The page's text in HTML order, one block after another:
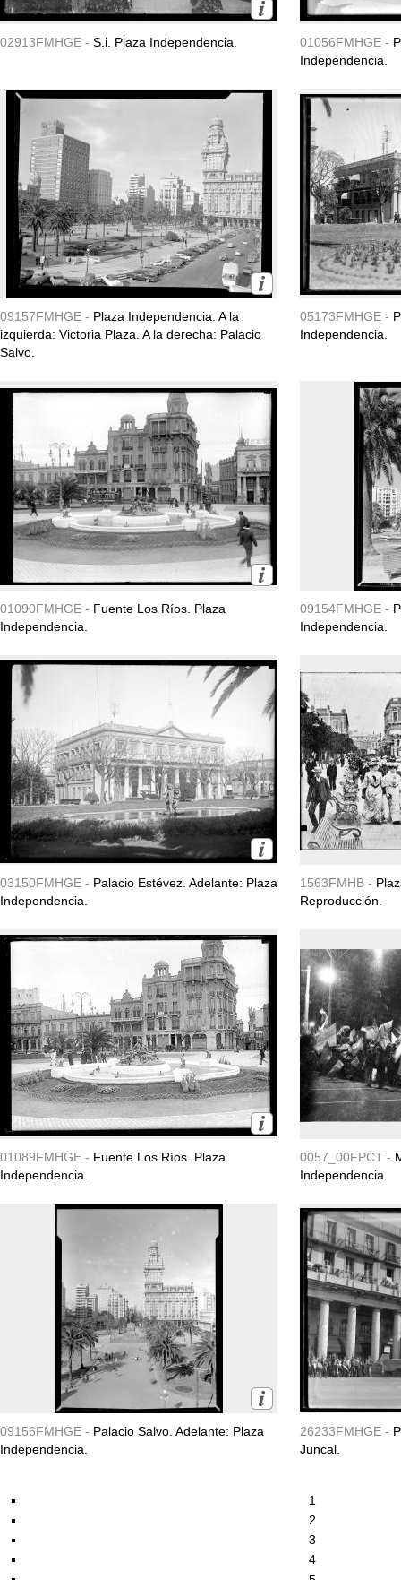
02913FMHGE - S.i. Plaza Independencia. 01056FMHGE -
Independencia.
09157FMHGE - Plaza Independencia. A la
izquierda: Victoria Plaza. A la derecha: Palacio
Salvo.
05173FMHGE -
Independencia.
01090FMHGE - Fuente Los Ríos. Plaza
Independencia.
09154FMHGE -
Independencia.
03150FMHGE - Palacio Estévez. Adelante: Plaza
Independencia.
1563FMHB -
Reproducción.
01089FMHGE - Fuente Los Ríos. Plaza
Independencia.
0057_00FPCT -
Independencia.
09156FMHGE - Palacio Salvo. Adelante: Plaza
Independencia.
26233FMHGE -
Juncal.
1
2
3
4